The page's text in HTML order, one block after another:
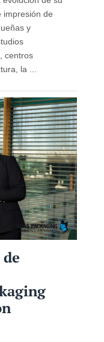
impresión de
y
centros
la ...